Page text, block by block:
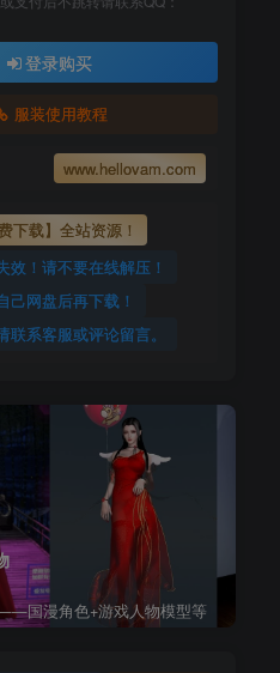
登录购买
服装使用教程
www.hellovam.com
费下载】全站资源！
效！请不要在线解压！
己网盘后再下载！
联系客服或评论留言。
国漫角色+游戏人物模型等